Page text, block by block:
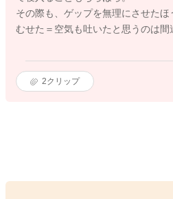
その際も、ゲップを無理にさせたほ
むせた＝空気も吐いたと思うのは間
2クリップ